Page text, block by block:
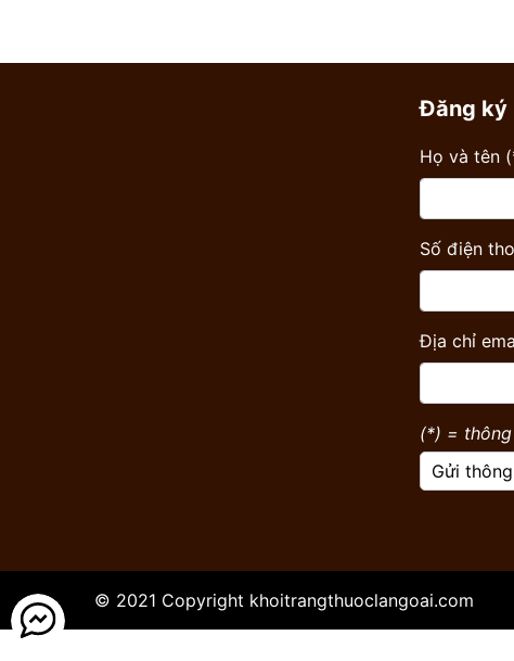
Đăng ký
Họ và tên
Số điện
Địa chỉ
(*) =
Gửi
© 2021 Copyright khoitrangthuoclangoai.com